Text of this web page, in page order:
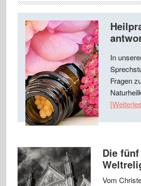
In
Fragen
Die fünf
Vom